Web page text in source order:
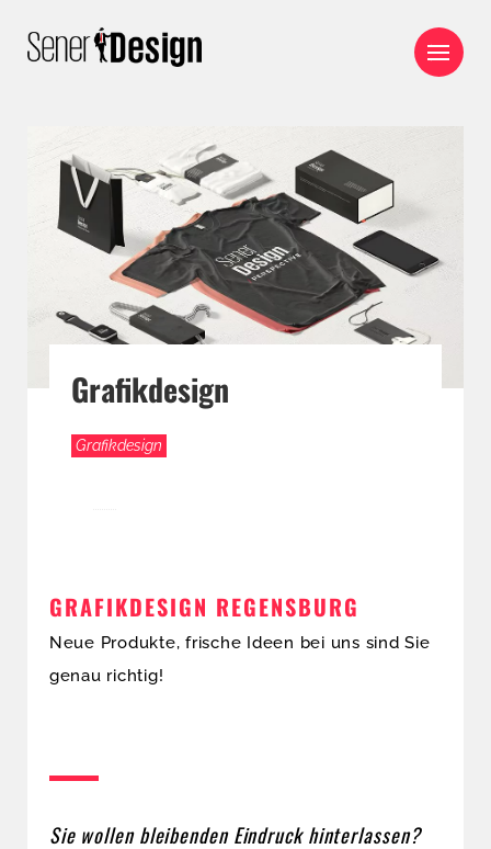
Grafikdesign
Grafikdesign
GRAFIKDESIGN REGENSBURG
Neue Produkte, frische Ideen bei uns sind Sie
genau richtig!
Sie wollen bleibenden Eindruck hinterlassen?